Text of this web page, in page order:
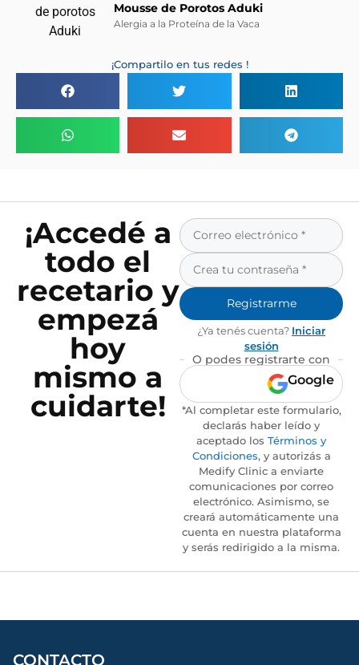
Mousse de Porotos Aduki
Alergia a la Proteína de la Vaca
¡Compartilo en tus redes !
¡Accedé a
todo el
recetario y
empezá
hoy
mismo a
cuidarte!
Registrarme
¿Ya tenés cuenta? Iniciar
sesión
O podes registrarte con
Google
*Al completar este formulario,
declarás haber leído y
aceptado los Términos y
Condiciones, y autorizás a
Medify Clinic a enviarte
comunicaciones por correo
electrónico. Asimismo, se
creará automáticamente una
cuenta en nuestra plataforma
y serás redirigido a la misma.
CONTACTO